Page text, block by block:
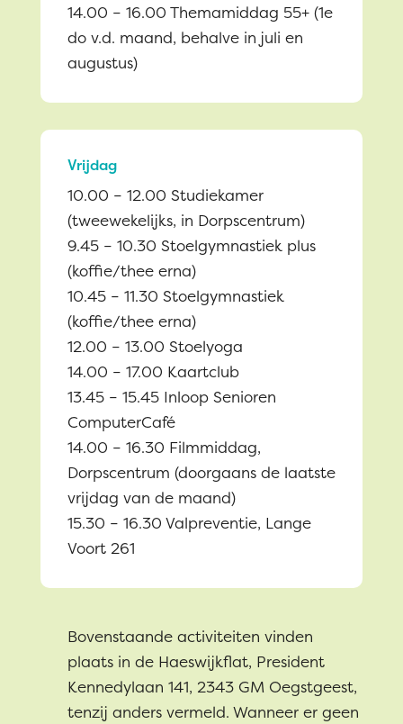
14.00 – 16.00 Themamiddag 55+ (1e
do v.d. maand, behalve in juli en
augustus)
Vrijdag
10.00 – 12.00 Studiekamer
(tweewekelijks, in Dorpscentrum)
9.45 – 10.30 Stoelgymnastiek plus
(koffie/thee erna)
10.45 – 11.30 Stoelgymnastiek
(koffie/thee erna)
12.00 – 13.00 Stoelyoga
14.00 – 17.00 Kaartclub
13.45 – 15.45 Inloop Senioren
ComputerCafé
14.00 – 16.30 Filmmiddag,
Dorpscentrum (doorgaans de laatste
vrijdag van de maand)
15.30 – 16.30 Valpreventie, Lange
Voort 261
Bovenstaande activiteiten vinden
plaats in de Haeswijkflat, President
Kennedylaan 141, 2343 GM Oegstgeest,
tenzij anders vermeld. Wanneer er geen